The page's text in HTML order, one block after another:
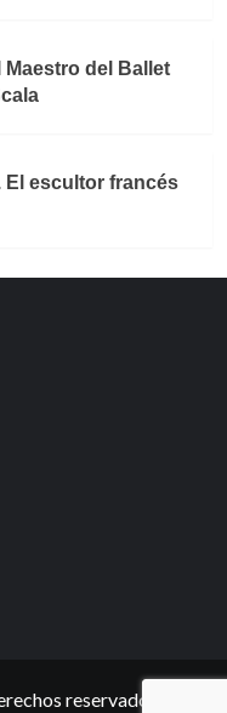
Maestro del Ballet
El escultor francés
reservados.